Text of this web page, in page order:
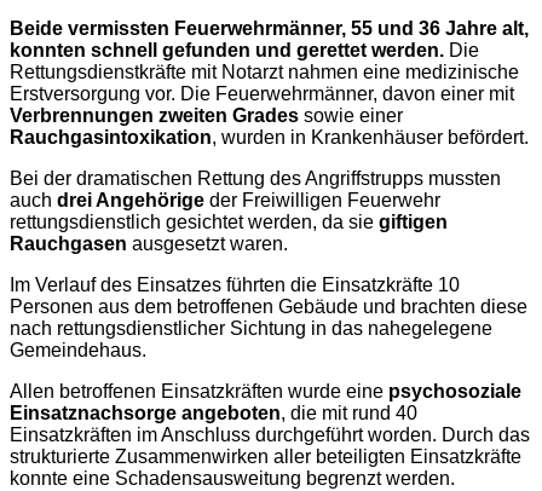
Beide vermissten Feuerwehrmänner, 55 und 36 Jahre alt,
konnten schnell gefunden und gerettet werden. Die
Rettungsdienstkräfte mit Notarzt nahmen eine medizinische
Erstversorgung vor. Die Feuerwehrmänner, davon einer mit
Verbrennungen zweiten Grades sowie einer
Rauchgasintoxikation, wurden in Krankenhäuser befördert.
Bei der dramatischen Rettung des Angriffstrupps mussten
auch drei Angehörige der Freiwilligen Feuerwehr
rettungsdienstlich gesichtet werden, da sie giftigen
Rauchgasen ausgesetzt waren.
Im Verlauf des Einsatzes führten die Einsatzkräfte 10
Personen aus dem betroffenen Gebäude und brachten diese
nach rettungsdienstlicher Sichtung in das nahegelegene
Gemeindehaus.
Allen betroffenen Einsatzkräften wurde eine psychosoziale
Einsatznachsorge angeboten, die mit rund 40
Einsatzkräften im Anschluss durchgeführt worden. Durch das
strukturierte Zusammenwirken aller beteiligten Einsatzkräfte
konnte eine Schadensausweitung begrenzt werden.